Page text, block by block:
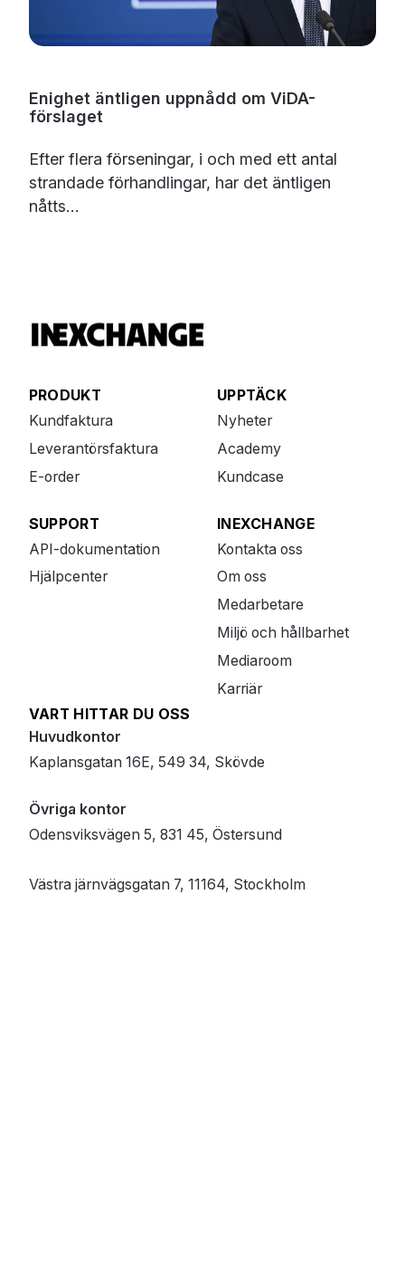
Enighet äntligen uppnådd om ViDA-
förslaget
Efter flera förseningar, i och med ett antal
strandade förhandlingar, har det äntligen
nåtts...
PRODUKT
Kundfaktura
Leverantörsfaktura
E-order
UPPTÄCK
Nyheter
Academy
Kundcase
SUPPORT
API-dokumentation
Hjälpcenter
INEXCHANGE
Kontakta oss
Om oss
Medarbetare
Miljö och hållbarhet
Mediaroom
Karriär
VART HITTAR DU OSS
Huvudkontor
Kaplansgatan 16E, 549 34, Skövde
Övriga kontor
Odensviksvägen 5, 831 45, Östersund
Västra järnvägsgatan 7, 11164, Stockholm